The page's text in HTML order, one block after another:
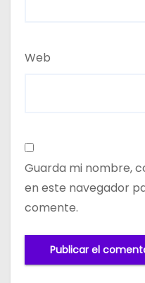
Web
Guarda mi nombre,
en este navegador
comente.